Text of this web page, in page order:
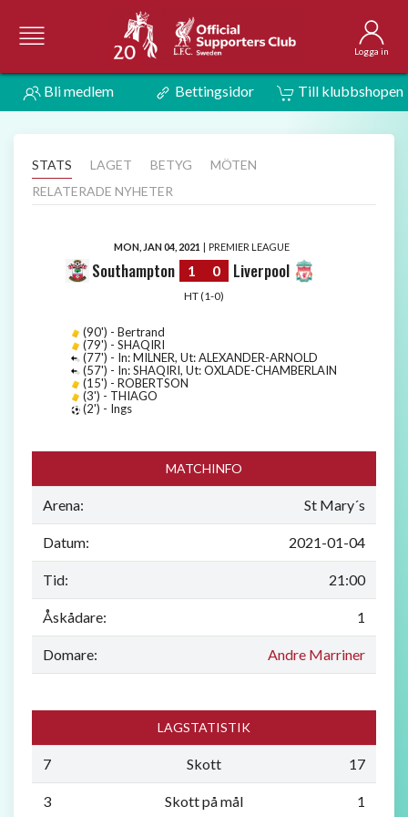
Logga in
Bli medlem Bettingsidor Till klubbshopen
STATS LAGET BETYG
MÖTEN
RELATERADE NYHETER
MON, JAN 04, 2021 | PREMIER LEAGUE
Southampton 1 0 Liverpool
HT (1-0)
(90') - Bertrand
(79') - SHAQIRI
(77') - In: MILNER, Ut: ALEXANDER-ARNOLD
(57') - In: SHAQIRI, Ut: OXLADE-CHAMBERLAIN
(15') - ROBERTSON
(3') - THIAGO
(2') - Ings
MATCHINFO
Arena: St Mary´s
Datum: 2021-01-04
Tid: 21:00
Åskådare: 1
Domare: Andre Marriner
LAGSTATISTIK
7 Skott 17
3 Skott på mål 1